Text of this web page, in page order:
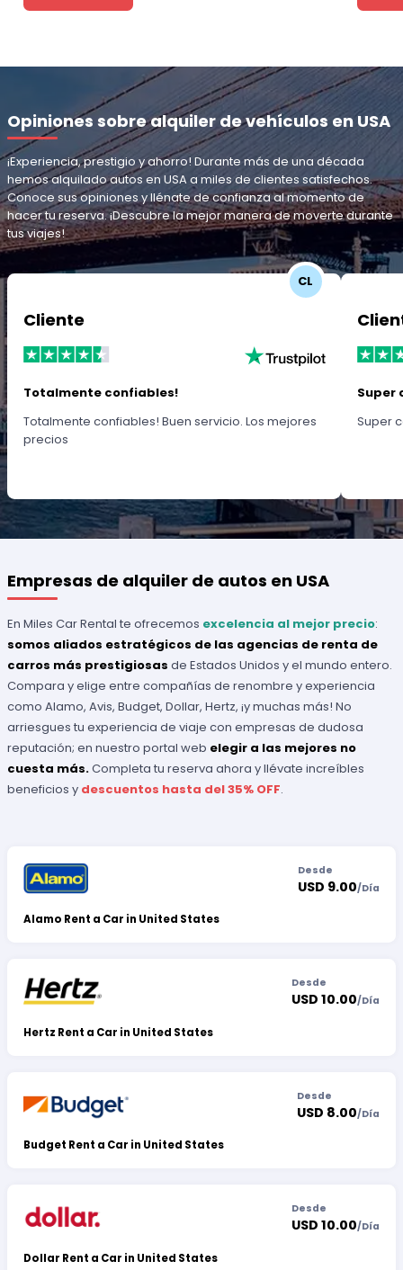
Opiniones sobre alquiler de vehículos en USA
¡Experiencia, prestigio y ahorro! Durante más de una década
hemos alquilado autos en USA a miles de clientes satisfechos.
Conoce sus opiniones y llénate de confianza al momento de
hacer tu reserva. ¡Descubre la mejor manera de moverte durante
tus viajes!
CL
Cliente
Totalmente confiables!
Totalmente confiables! Buen servicio. Los mejores
precios
Super
Super
Empresas de alquiler de autos en USA
En Miles Car Rental te ofrecemos excelencia al mejor precio:
somos aliados estratégicos de las agencias de renta de
carros más prestigiosas de Estados Unidos y el mundo entero.
Compara y elige entre compañías de renombre y experiencia
como Alamo, Avis, Budget, Dollar, Hertz, ¡y muchas más! No
arriesgues tu experiencia de viaje con empresas de dudosa
reputación; en nuestro portal web elegir a las mejores no
cuesta más.Completa tu reserva ahora y llévate increíbles
beneficios y descuentos hasta del 35% OFF.
Alamo Rent a Car in United States
Desde
USD 9.00/Día
Hertz Rent a Car in United States
Desde
USD 10.00/Día
Budget Rent a Car in United States
Desde
USD 8.00/Día
Dollar Rent a Car in United States
Desde
USD 10.00/Día